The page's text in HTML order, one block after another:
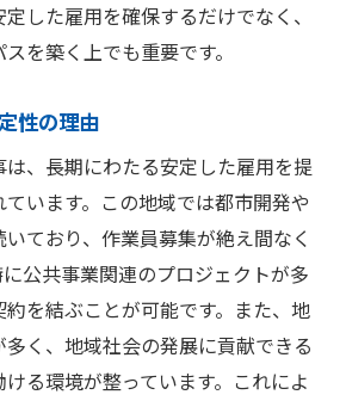
した雇用を確保するだけでなく、
を築く上でも重要です。
性の理由
、長期にわたる安定した雇用を提
います。この地域では都市開発や
ており、作業員募集が絶え間なく
公共事業関連のプロジェクトが多
を結ぶことが可能です。また、地
く、地域社会の発展に貢献できる
る環境が整っています。これによ